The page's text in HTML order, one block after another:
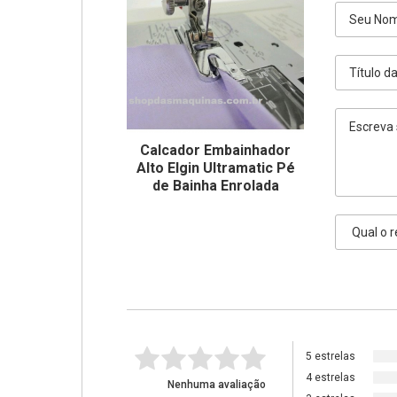
Calcador Embainhador
Alto Elgin Ultramatic Pé
de Bainha Enrolada
Nenhuma avaliação
5 estrelas
4 estrelas